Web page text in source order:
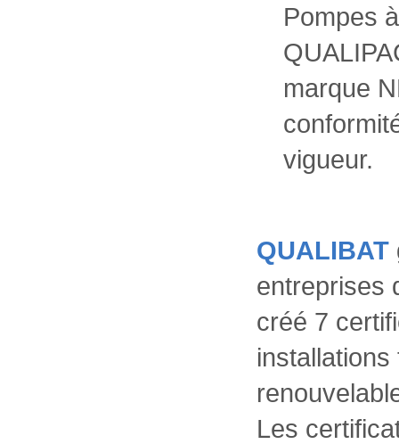
Pompes
marque
vigueur.
QUALIBAT
entreprises
créé 7
Les